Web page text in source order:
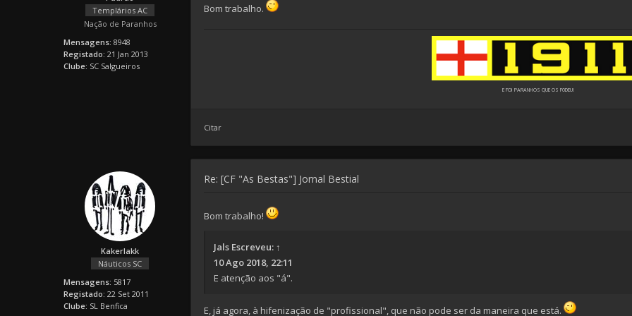
Templários AC
Nação de Paranhos
Mensagens: 8948
Registado: 21 Jan 2013
Clube: SC Salgueiros
Bom trabalho.
E FOI PARANHOS QUE OS F0DEU!
Citar
Kakerlakk
Náuticos SC
Mensagens: 5817
Registado: 22 Set 2011
Clube: SL Benfica
Re: [CF "As Bestas"] Jornal Bestial
Bom trabalho!
Jals Escreveu: ↑
10 Ago 2018, 22:11
E atenção aos "á".
E, já agora, à hifenização de "profissional", que não pode ser da maneira que está.